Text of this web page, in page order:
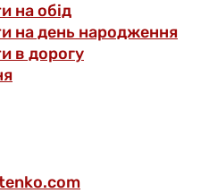
на обід
на день народження
в дорогу